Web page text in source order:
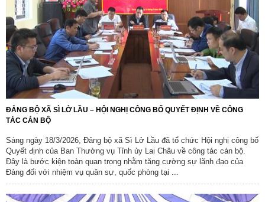
ĐẢNG BỘ XÃ SÌ LỞ LẦU – HỘI NGHỊ CÔNG BỐ QUYẾT ĐỊNH VỀ CÔNG
TÁC CÁN BỘ
Sáng ngày 18/3/2026, Đảng bộ xã Sì Lở Lầu đã tổ chức Hội nghị công bố
Quyết định của Ban Thường vụ Tỉnh ủy Lai Châu về công tác cán bộ.
Đây là bước kiện toàn quan trọng nhằm tăng cường sự lãnh đạo của
Đảng đối với nhiệm vụ quân sự, quốc phòng tại ...